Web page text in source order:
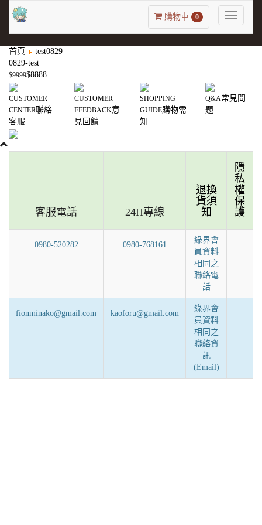
Toggle
購物車 0
首頁
test0829
0829-test
$9999$8888
CUSTOMER
CENTER聯絡
客服
CUSTOMER
FEEDBACK意
見回饋
SHOPPING
GUIDE購物需
知
Q&A常見問
題
客服電話 24H專線
退換
貨須
知
隱
私
權
保
護
0980-520282 0980-768161
綠界會
員資料
相同之
聯絡電
話
fionminako@gmail.com kaoforu@gmail.com
綠界會
員資料
相同之
聯絡資
訊
(Email)